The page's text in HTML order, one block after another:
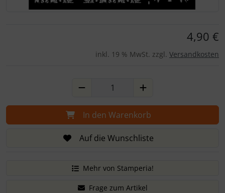
4,90 €
inkl. 19 % MwSt. zzgl. Versandkosten
In den Warenkorb
Auf die Wunschliste
Mehr von Stamperia!
Frage zum Artikel